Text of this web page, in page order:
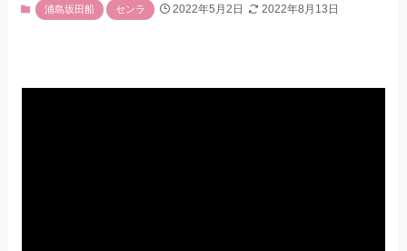
浦島坂田船 センラ 2022年5月2日 2022年8月13日